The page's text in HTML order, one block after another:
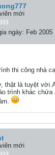
mới
ngày: Feb 2005
thi công nhà
thật là tuyệt
trình khác
mới